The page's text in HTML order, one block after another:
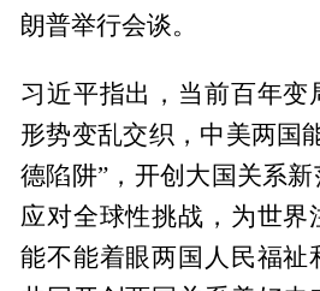
朗普举行会谈。
习近平指出，当前百年变
形势变乱交织，中美两国
德陷阱”，开创大国关系
应对全球性挑战，为世界
能不能着眼两国人民福祉